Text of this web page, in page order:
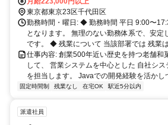
東京都東京23区千代田区
勤務時間・曜日: ◆ 勤務時間 平日 9:00〜
となります。 無理のない勤務体系で、安定
です。 ◆ 残業について 当該部署では 残業は
仕事内容: 創業500年近い歴史を持つ老舗和
して、 営業システムを中心とした 自社シ
を担当します。 Javaでの開発経験を活かし
固定時間制 残業なし 在宅OK 駅近5分以内
派遣社員